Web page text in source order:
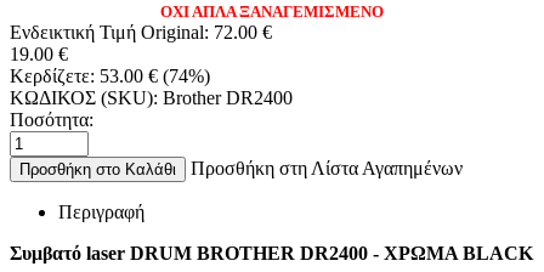
ΟΧΙ ΑΠΛΑ ΞΑΝΑΓΕΜΙΣΜΕΝΟ
Ενδεικτική Τιμή Original: 72.00 €
19.00 €
Κερδίζετε: 53.00 € (74%)
ΚΩΔΙΚΟΣ (SKU): Brother DR2400
Ποσότητα:
Προσθήκη στο Καλάθι Προσθήκη στη Λίστα Αγαπημένων
Περιγραφή
Συμβατό laser DRUM BROTHER DR2400 - ΧΡΩΜΑ BLACK